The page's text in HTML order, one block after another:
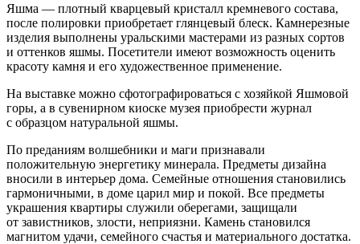
Яшма — плотный кварцевый кристалл кремневого состава,
после полировки приобретает глянцевый блеск. Камнерезные
изделия выполнены уральскими мастерами из разных сортов
и оттенков яшмы. Посетители имеют возможность оценить
красоту камня и его художественное применение.
На выставке можно сфотографироваться с хозяйкой Яшмовой
горы, а в сувенирном киоске музея приобрести журнал
с образцом натуральной яшмы.
По преданиям волшебники и маги признавали
положительную энергетику минерала. Предметы дизайна
вносили в интерьер дома. Семейные отношения становились
гармоничными, в доме царил мир и покой. Все предметы
украшения квартиры служили оберегами, защищали
от завистников, злости, неприязни. Камень становился
магнитом удачи, семейного счастья и материального достатка.